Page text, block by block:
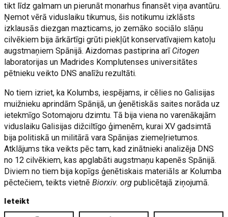
tikt līdz galmam un pierunāt monarhus finansēt viņa avantūru.
Ņemot vērā viduslaiku tikumus, šis notikumu izklāsts
izklausās diezgan mazticams, jo zemāko sociālo slāņu
cilvēkiem bija ārkārtīgi grūti piekļūt konservatīvajiem katoļu
augstmaņiem Spānijā. Aizdomas pastiprina arī Citogen
laboratorijas un Madrides Komplutenses universitātes
pētnieku veikto DNS analīžu rezultāti.
No tiem izriet, ka Kolumbs, iespējams, ir cēlies no Galisijas
muižnieku aprindām Spānijā, un ģenētiskās saites norāda uz
ietekmīgo Sotomajoru dzimtu. Tā bija viena no varenākajām
viduslaiku Galisijas dižciltīgo ģimenēm, kurai XV gadsimtā
bija politiskā un militārā vara Spānijas ziemeļrietumos.
Atklājums tika veikts pēc tam, kad zinātnieki analizēja DNS
no 12 cilvēkiem, kas apglabāti augstmaņu kapenēs Spānijā.
Diviem no tiem bija kopīgs ģenētiskais materiāls ar Kolumba
pēctečiem, teikts vietnēBiorxiv. org publicētajā ziņojumā.
Ieteikt